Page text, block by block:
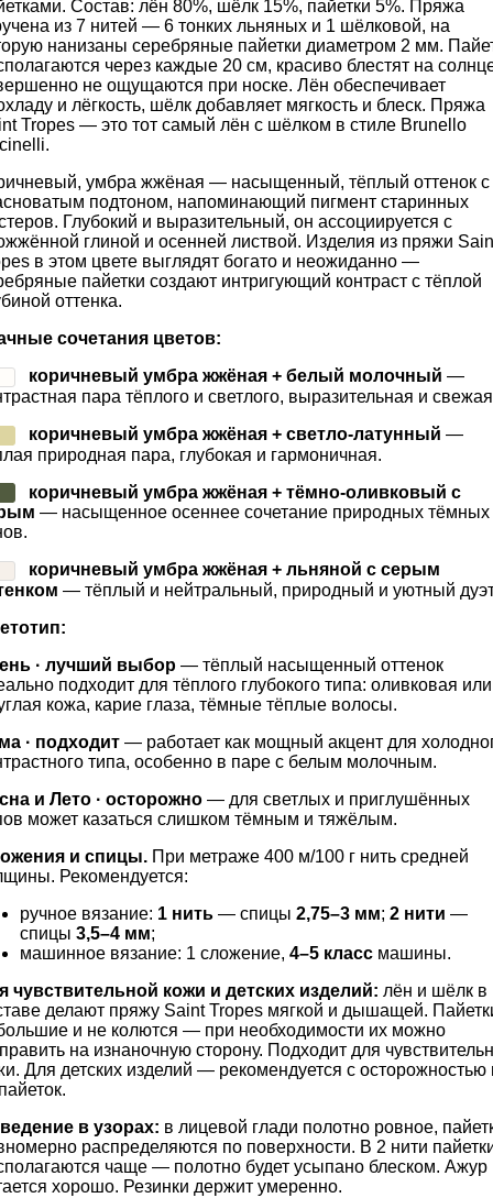
Состав: лён 80%, шёлк 15%, пайетки 5%. Пряжа
из 7 нитей — 6 тонких льняных и 1 шёлковой, на
нанизаны серебряные пайетки диаметром 2 мм.
через каждые 20 см, красиво блестят на
не ощущаются при носке. Лён обеспечивает
и лёгкость, шёлк добавляет мягкость и блеск. Пряжа
Tropes — это тот самый лён с шёлком в стиле Brunello
умбра жжёная — насыщенный, тёплый оттенок с
подтоном, напоминающий пигмент старинных
Глубокий и выразительный, он ассоциируется с
глиной и осенней листвой. Изделия из пряжи
в этом цвете выглядят богато и неожиданно —
пайетки создают интригующий контраст с тёплой
оттенка.
сочетания цветов:
коричневый умбра жжёная + белый молочный —
пара тёплого и светлого, выразительная и
коричневый умбра жжёная + светло-латунный —
природная пара, глубокая и гармоничная.
коричневый умбра жжёная + тёмно-оливковый с
— насыщенное осеннее сочетание природных тёмных
коричневый умбра жжёная + льняной с серым
— тёплый и нейтральный, природный и уютный
· лучший выбор — тёплый насыщенный оттенок
подходит для тёплого глубокого типа: оливковая или
кожа, карие глаза, тёмные тёплые волосы.
· подходит — работает как мощный акцент для
типа, особенно в паре с белым молочным.
и Лето · осторожно — для светлых и приглушённых
может казаться слишком тёмным и тяжёлым.
и спицы. При метраже 400 м/100 г нить средней
Рекомендуется:
ручное вязание: 1 нить — спицы 2,75–3 мм; 2 нити —
спицы 3,5–4 мм;
машинное вязание: 1 сложение, 4–5 класс машины.
чувствительной кожи и детских изделий: лён и шёлк в
делают пряжу Saint Tropes мягкой и дышащей.
и не колются — при необходимости их можно
на изнаночную сторону. Подходит для
Для детских изделий — рекомендуется с осторожностью
в узорах: в лицевой глади полотно ровное,
распределяются по поверхности. В 2 нити
чаще — полотно будет усыпано блеском. Ажур
хорошо. Резинки держит умеренно.